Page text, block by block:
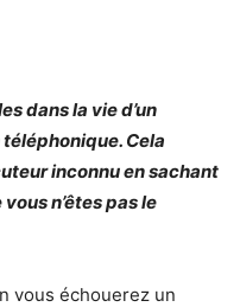
dans la vie d’un
Cela
inconnu en sachant
n’êtes pas le
vous échouerez un